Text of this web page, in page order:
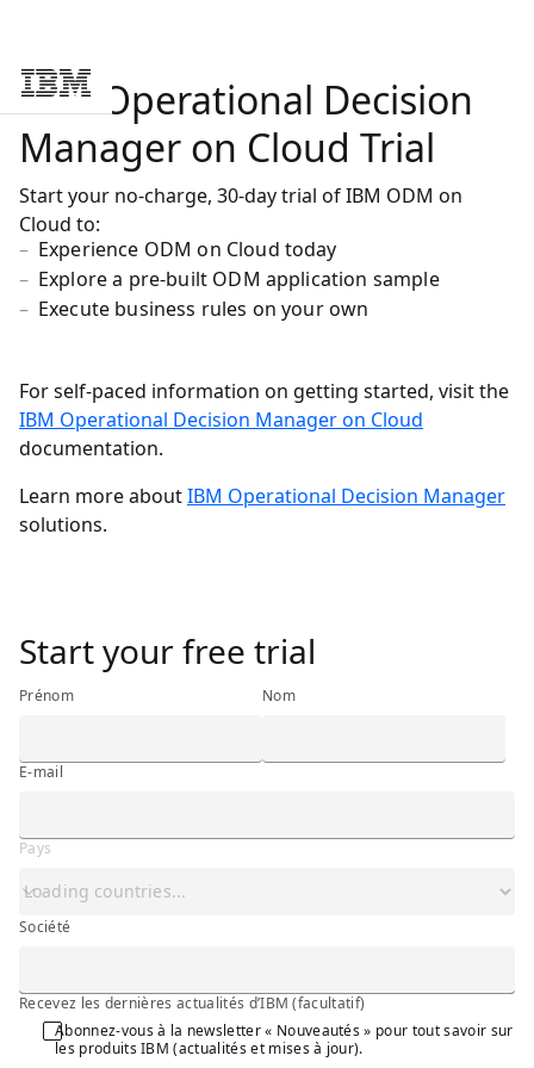
Skip to main content
IBM Operational Decision
Manager on Cloud Trial
Start your no-charge, 30-day trial of IBM ODM on
Cloud to:
Experience ODM on Cloud today
Explore a pre-built ODM application sample
Execute business rules on your own
For self-paced information on getting started, visit the
IBM Operational Decision Manager on Cloud
documentation.
Learn more aboutIBM Operational Decision Manager
solutions.
Start your free trial
Prénom Nom
E-mail
Pays
Société
Société
Q_PRF_NEWSLTR
Recevez les dernières actualités d’IBM (facultatif)
Recevez les dernières actualités d’IBM (facultatif)
Abonnez-vous à la newsletter « Nouveautés » pour tout savoir sur
les produits IBM (actualités et mises à jour).